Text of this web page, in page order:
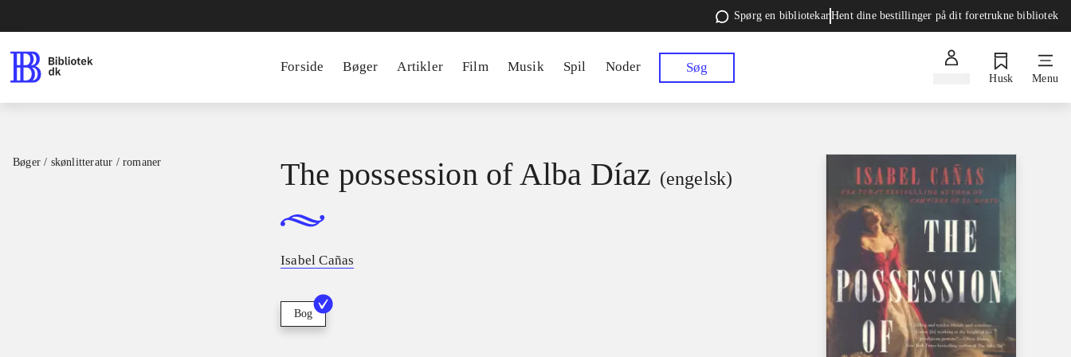
Spørg en bibliotekarHent dine bestillinger på dit foretrukne bibliotek
Forside Bøger Artikler Film Musik Spil Noder Søg
Husk Menu
Bøger / skønlitteratur / romaner The possession of Alba Díaz (engelsk)
Isabel Cañas
Bog